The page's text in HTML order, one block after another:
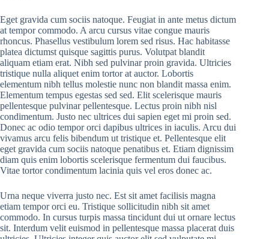
Eget gravida cum sociis natoque. Feugiat in ante metus dictum
at tempor commodo. A arcu cursus vitae congue mauris
rhoncus. Phasellus vestibulum lorem sed risus. Hac habitasse
platea dictumst quisque sagittis purus. Volutpat blandit
aliquam etiam erat. Nibh sed pulvinar proin gravida. Ultricies
tristique nulla aliquet enim tortor at auctor. Lobortis
elementum nibh tellus molestie nunc non blandit massa enim.
Elementum tempus egestas sed sed. Elit scelerisque mauris
pellentesque pulvinar pellentesque. Lectus proin nibh nisl
condimentum. Justo nec ultrices dui sapien eget mi proin sed.
Donec ac odio tempor orci dapibus ultrices in iaculis. Arcu dui
vivamus arcu felis bibendum ut tristique et. Pellentesque elit
eget gravida cum sociis natoque penatibus et. Etiam dignissim
diam quis enim lobortis scelerisque fermentum dui faucibus.
Vitae tortor condimentum lacinia quis vel eros donec ac.
Urna neque viverra justo nec. Est sit amet facilisis magna
etiam tempor orci eu. Tristique sollicitudin nibh sit amet
commodo. In cursus turpis massa tincidunt dui ut ornare lectus
sit. Interdum velit euismod in pellentesque massa placerat duis